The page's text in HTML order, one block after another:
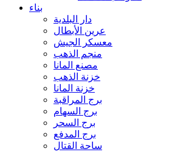
بناء
دار البلدية
عرين الأبطال
معسكر الجيش
منجم الذهب
مصنع المانا
خزنة الذهب
خزنة المانا
برج المراقبة
برج السهام
برج السحر
برج المدفع
ساحة القتال